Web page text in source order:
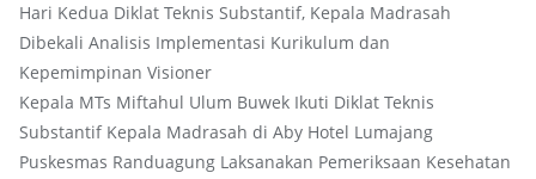
Hari Kedua Diklat Teknis Substantif, Kepala Madrasah
Dibekali Analisis Implementasi Kurikulum dan
Kepemimpinan Visioner
Kepala MTs Miftahul Ulum Buwek Ikuti Diklat Teknis
Substantif Kepala Madrasah di Aby Hotel Lumajang
Puskesmas Randuagung Laksanakan Pemeriksaan Kesehatan